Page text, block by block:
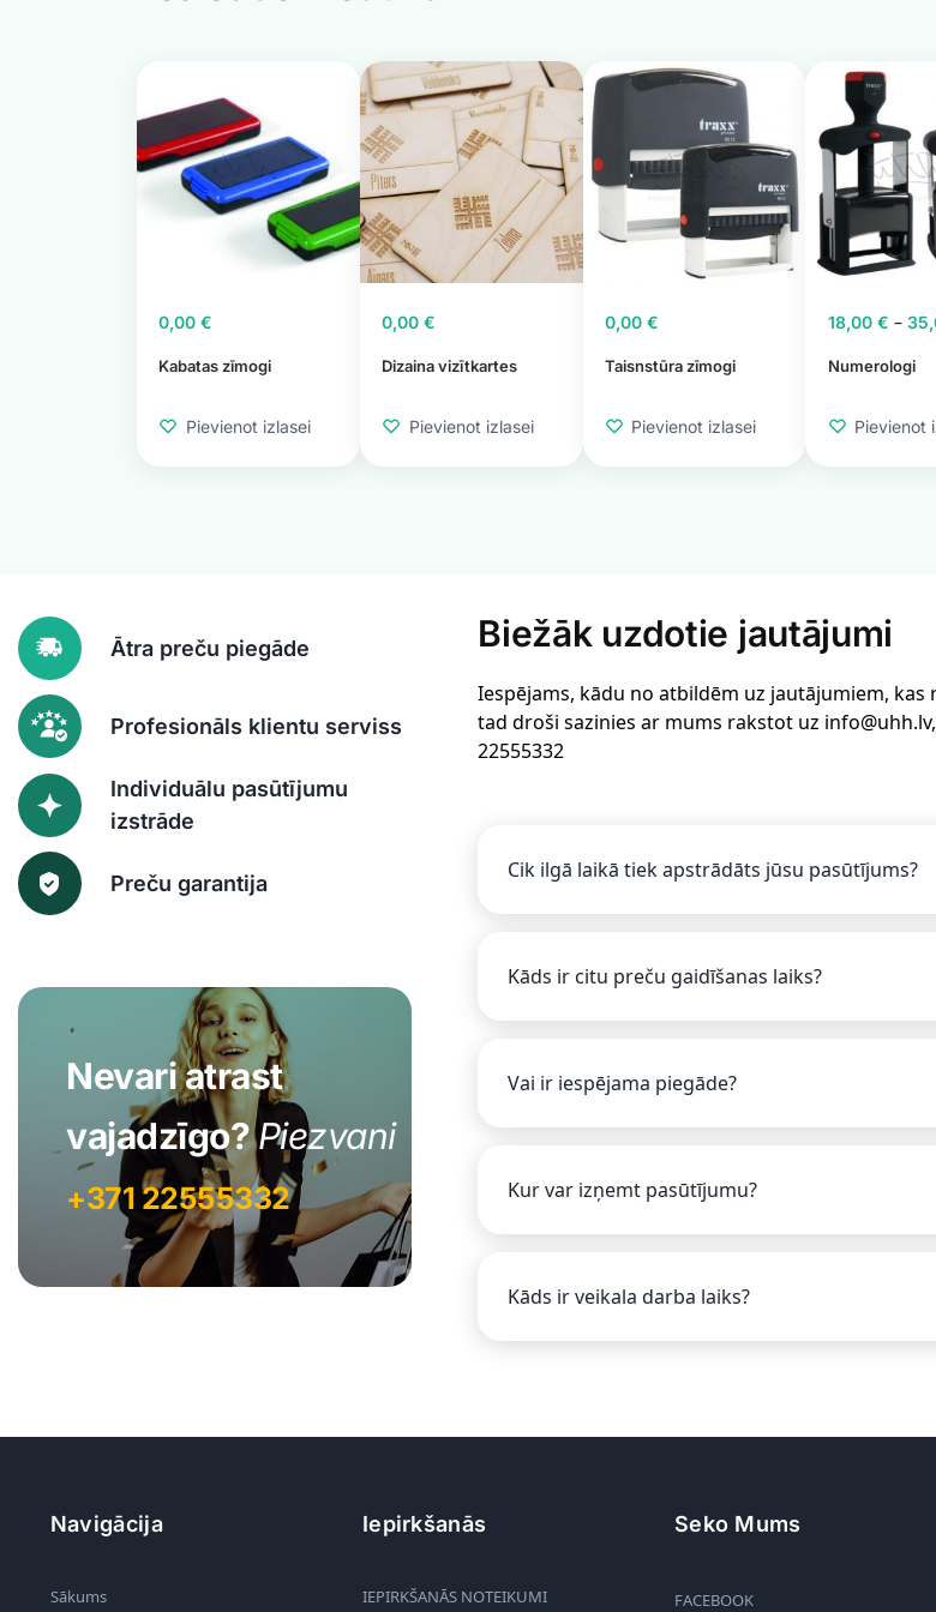
Kabatas zīmogi
0,00€
Pievienot izlasei
Dizaina vizītkartes
0,00€
Pievienot izlasei
Taisnstūra zīmogi
0,00€
Pievienot izlasei
Numerologi
18,00 € –
Pievienot
Ātra preču piegāde
Profesionāls klientu serviss
Individuālu pasūtījumu
izstrāde
Preču garantija
Nevari atrast
vajadzīgo?Piezvani
+371 22555332
Biežāk uzdotie jautājumi
Iespējams, kādu no atbildēm uz jautājumiem, kas
tad droši sazinies ar mums rakstot uz
22555332
Cik ilgā laikā tiek apstrādāts jūsu pasūtījums?
Kāds ir citu preču gaidīšanas laiks?
Vai ir iespējama piegāde?
Kur var izņemt pasūtījumu?
Kāds ir veikala darba laiks?
Navigācija
Sākums
Iepirkšanās
IEPIRKŠANĀS NOTEIKUMI
Seko Mums
FACEBOOK